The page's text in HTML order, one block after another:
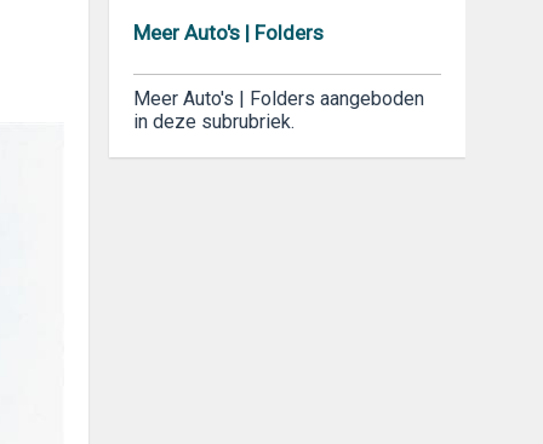
Meer Auto's | Folders
Meer Auto's | Folders aangeboden
in deze subrubriek.